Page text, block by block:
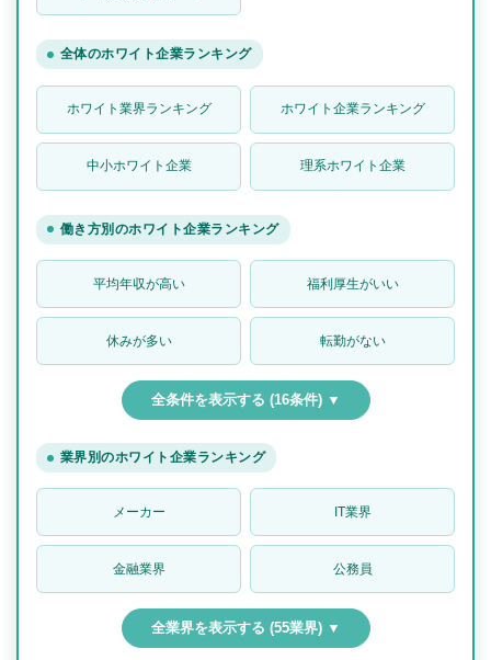
全体のホワイト企業ランキング
ホワイト業界ランキング ホワイト企業ランキング
中小ホワイト企業 理系ホワイト企業
働き方別のホワイト企業ランキング
平均年収が高い 福利厚生がいい
休みが多い 転勤がない
全条件を表示する (16条件) ▼
業界別のホワイト企業ランキング
メーカー IT業界
金融業界 公務員
全業界を表示する (55業界) ▼